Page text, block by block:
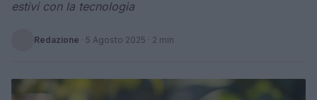
estivi con la tecnologia
Redazione · 5 Agosto 2025 · 2 min